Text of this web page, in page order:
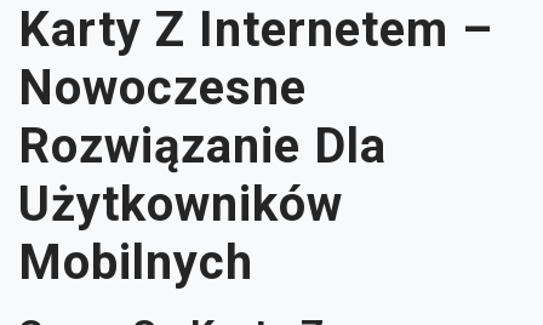
Karty Z Internetem –
Nowoczesne
Rozwiązanie Dla
Użytkowników
Mobilnych